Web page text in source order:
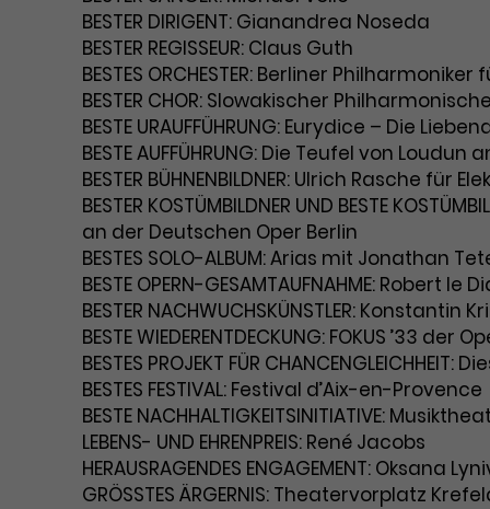
BESTER DIRIGENT: Gianandrea Noseda
BESTER REGISSEUR: Claus Guth
BESTES ORCHESTER: Berliner
BESTER CHOR: Slowakischer
BESTE URAUFFÜHRUNG: Eurydice – Die
BESTE AUFFÜHRUNG: Die Teufel von
BESTER BÜHNENBILDNER: Ulrich Rasche für
BESTER KOSTÜMBILDNER UND BESTE
an der Deutschen Oper Berlin
BESTES SOLO-ALBUM: Arias mit Jonathan
BESTE OPERN-GESAMTAUFNAHME: Robert
BESTER NACHWUCHSKÜNSTLER: Konstantin
BESTE WIEDERENTDECKUNG: FOKUS ’33 der
BESTES PROJEKT FÜR
BESTES FESTIVAL: Festival d’Aix-en-Provence
BESTE NACHHALTIGKEITSINITIATIVE:
LEBENS- UND EHRENPREIS: René Jacobs
HERAUSRAGENDES ENGAGEMENT: Oksana
GRÖSSTES ÄRGERNIS: Theatervorplatz